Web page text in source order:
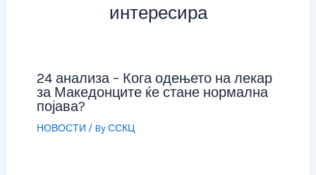
интересира
24 анализа – Кога одењето на лекар
за Македонците ќе стане нормална
појава?
НОВОСТИ / ByССКЦ